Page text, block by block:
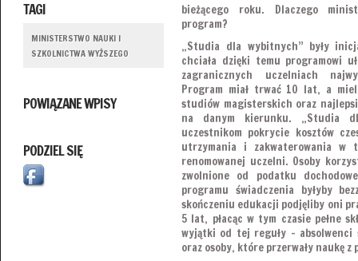
TAGI
MINISTERSTWO NAUKI I
SZKOLNICTWA WYŻSZEGO
POWIĄZANE WPISY
PODZIEL SIĘ
bieżącego roku. Dlaczego
program?
„Studia dla wybitnych” były
chciała dzięki temu programowi
zagranicznych uczelniach
Program miał trwać 10 lat, a
studiów magisterskich oraz
na danym kierunku. „Studia
uczestnikom pokrycie kosztów
utrzymania i zakwaterowania w
renomowanej uczelni. Osoby
zwolnione od podatku
programu świadczenia byłyby
skończeniu edukacji podjęliby oni
5 lat, płacąc w tym czasie pełne
wyjątki od tej reguły –
oraz osoby, które przerwały naukę